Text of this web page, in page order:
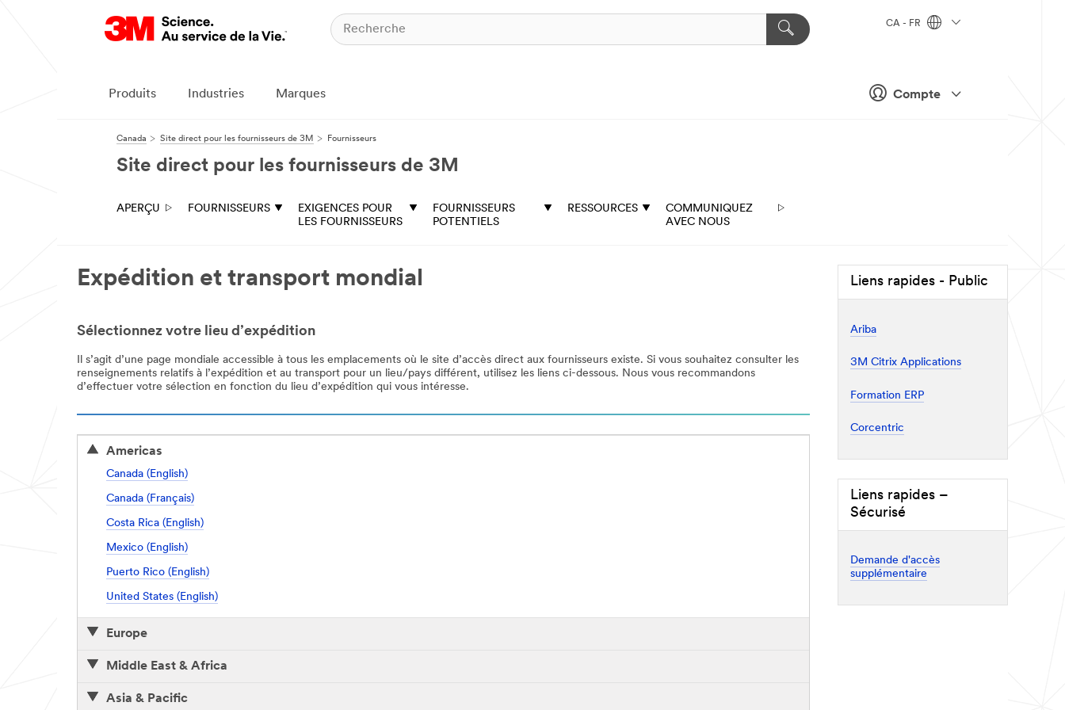
Compte
CA - FR
Produits Industries Marques
Canada Site direct pour les fournisseurs de 3M Fournisseurs
Site direct pour les fournisseurs de 3M
APERÇU FOURNISSEURS
EXIGENCES POUR
LES FOURNISSEURS
FOURNISSEURS
POTENTIELS
RESSOURCES
COMMUNIQUEZ
AVEC NOUS
Expédition et transport mondial
Sélectionnez votre lieu d’expédition
Il s’agit d’une page mondiale accessible à tous les emplacements où le site d’accès direct aux fournisseurs existe. Si vous souhaitez consulter les
renseignements relatifs à l’expédition et au transport pour un lieu/pays différent, utilisez les liens ci-dessous. Nous vous recommandons
d’effectuer votre sélection en fonction du lieu d’expédition qui vous intéresse.
Americas
Canada (English)
Canada (Français)
Costa Rica (English)
Mexico (English)
Puerto Rico (English)
United States (English)
Europe
Middle East & Africa
Asia & Pacific
Liens rapides - Public
Ariba
3M Citrix Applications
Formation ERP
Corcentric
Liens rapides –
Sécurisé
Demande d'accès
supplémentaire